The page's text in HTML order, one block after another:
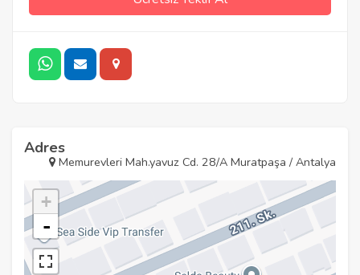
Adres
Memurevleri Mah.yavuz Cd. 28/A Muratpaşa / Antalya
+
-